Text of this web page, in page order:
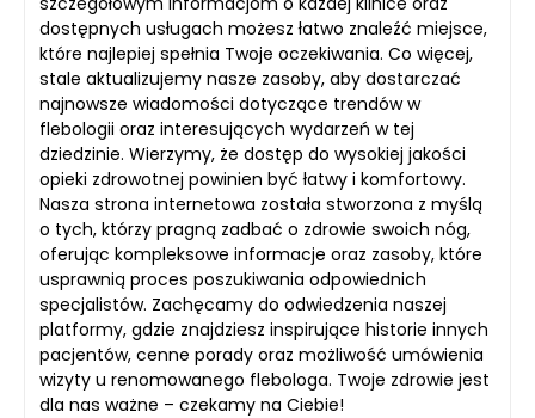
dostępnych usługach możesz łatwo znaleźć miejsce,
które najlepiej spełnia Twoje oczekiwania. Co więcej,
stale aktualizujemy nasze zasoby, aby dostarczać
najnowsze wiadomości dotyczące trendów w
flebologii oraz interesujących wydarzeń w tej
dziedzinie. Wierzymy, że dostęp do wysokiej jakości
opieki zdrowotnej powinien być łatwy i komfortowy.
Nasza strona internetowa została stworzona z myślą
o tych, którzy pragną zadbać o zdrowie swoich nóg,
oferując kompleksowe informacje oraz zasoby, które
usprawnią proces poszukiwania odpowiednich
specjalistów. Zachęcamy do odwiedzenia naszej
platformy, gdzie znajdziesz inspirujące historie innych
pacjentów, cenne porady oraz możliwość umówienia
wizyty u renomowanego flebologa. Twoje zdrowie jest
dla nas ważne – czekamy na Ciebie!